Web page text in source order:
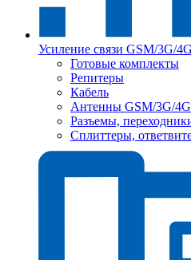
Усиление связи GSM/3G/
Готовые комплекты
Репитеры
Кабель
Антенны GSM/3G/
Разъемы,
Сплиттеры,